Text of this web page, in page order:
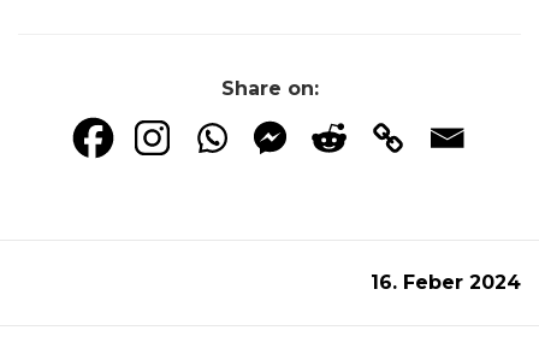
Share on:
16. Feber 2024